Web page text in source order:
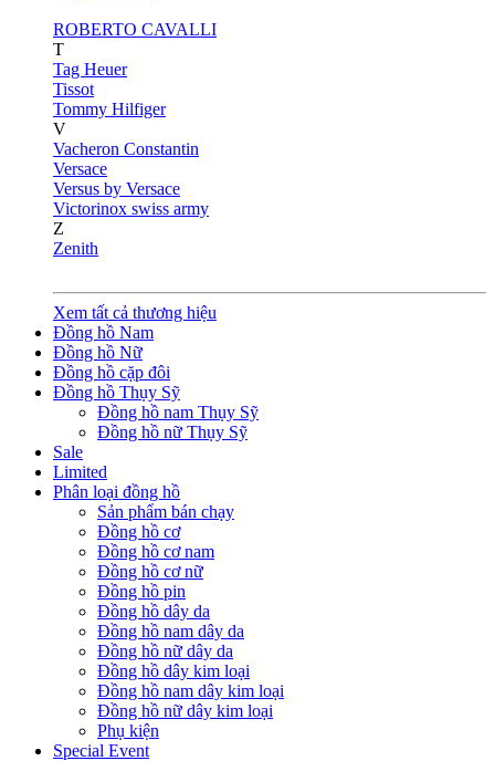
ROBERTO CAVALLI
T
Tag Heuer
Tissot
Tommy Hilfiger
V
Vacheron Constantin
Versace
Versus by Versace
Victorinox swiss army
Z
Zenith
Xem tất cả thương hiệu
Đồng hồ Nam
Đồng hồ Nữ
Đồng hồ cặp đôi
Đồng hồ Thụy Sỹ
Đồng hồ nam Thụy Sỹ
Đồng hồ nữ Thụy Sỹ
Sale
Limited
Phân loại đồng hồ
Sản phẩm bán chạy
Đồng hồ cơ
Đồng hồ cơ nam
Đồng hồ cơ nữ
Đồng hồ pin
Đồng hồ dây da
Đồng hồ nam dây da
Đồng hồ nữ dây da
Đồng hồ dây kim loại
Đồng hồ nam dây kim loại
Đồng hồ nữ dây kim loại
Phụ kiện
Special Event